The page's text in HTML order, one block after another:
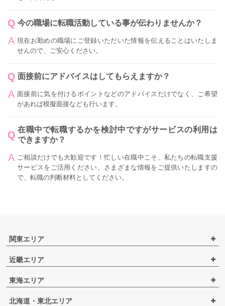
今の職場に転職活動している事が伝わりませんか？
現在お勤めの職場にご登録いただいた情報を伝えることはいたしま
せんので、ご安心ください。
面接前にアドバイスはしてもらえますか？
面接前に気を付けるポイントなどのアドバイスだけでなく、ご希望
があれば模擬面接なども行います。
在職中で転職するかを検討中ですがサービスの利用は
できますか？
ご相談だけでも大歓迎です！忙しい在職中こそ、私たちの転職支援
サービスをご活用ください。さまざまな情報をご提供いたしますの
で、転職の判断材料としてください。
関東エリア
近畿エリア
東海エリア
北海道・東北エリア